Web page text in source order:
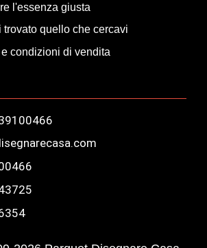
l'essenza giusta
trovato quello che cercavi
condizioni di vendita